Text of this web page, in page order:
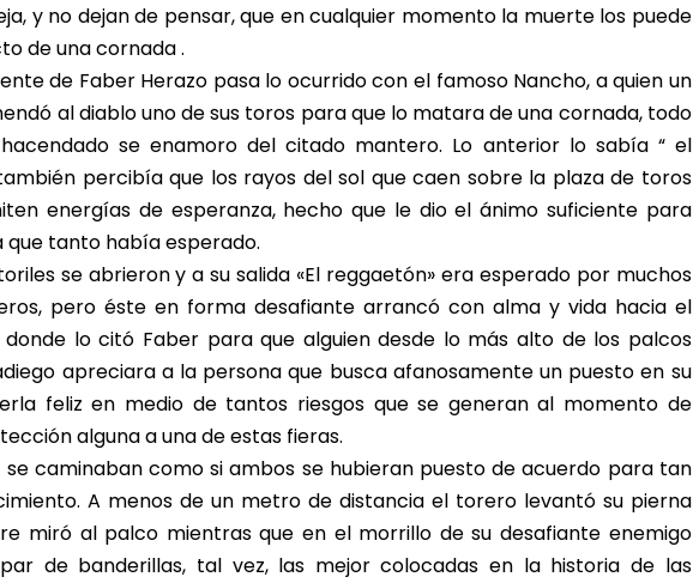
y no dejan de pensar, que en cualquier momento la muerte los puede
de una cornada .
de Faber Herazo pasa lo ocurrido con el famoso Nancho, a quien un
al diablo uno de sus toros para que lo matara de una cornada, todo
se enamoro del citado mantero. Lo anterior lo sabía “ el
percibía que los rayos del sol que caen sobre la plaza de toros
energías de esperanza, hecho que le dio el ánimo suficiente para
tanto había esperado.
se abrieron y a su salida «El reggaetón» era esperado por muchos
pero éste en forma desafiante arrancó con alma y vida hacia el
lo citó Faber para que alguien desde lo más alto de los palcos
apreciara a la persona que busca afanosamente un puesto en su
feliz en medio de tantos riesgos que se generan al momento de
alguna a una de estas fieras.
caminaban como si ambos se hubieran puesto de acuerdo para tan
A menos de un metro de distancia el torero levantó su pierna
miró al palco mientras que en el morrillo de su desafiante enemigo
de banderillas, tal vez, las mejor colocadas en la historia de las